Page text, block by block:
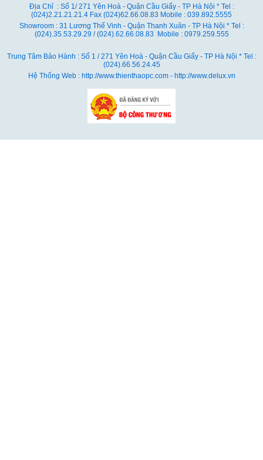
Địa Chỉ : Số 1/ 271 Yên Hoà - Quận Cầu Giấy - TP Hà Nội * Tel :
(024)2.21.21.21.4 Fax (024)62.66.08.83 Mobile : 039.892.5555
Showroom : 31 Lương Thế Vinh - Quận Thanh Xuân - TP Hà Nội * Tel :
(024).35.53.29.29 / (024).62.66.08.83 Mobile : 0979.259.555
Trung Tâm Bảo Hành : Số 1 / 271 Yên Hoà - Quận Cầu Giấy - TP Hà Nội * Tel :
(024).66.56.24.45
Hệ Thống Web : http://www.thienthaopc.com - http://www.delux.vn